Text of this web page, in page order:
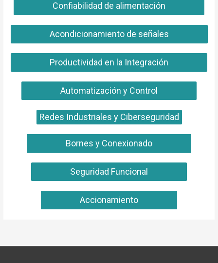
Confiabilidad de alimentación
Acondicionamiento de señales
Productividad en la Integración
Automatización y Control
Redes Industriales y Ciberseguridad
Bornes y Conexionado
Seguridad Funcional
Accionamiento